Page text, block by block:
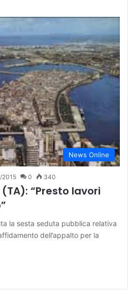
News Online
2015 0 340
“Presto lavori
la sesta seduta pubblica relativa
dell’appalto per la